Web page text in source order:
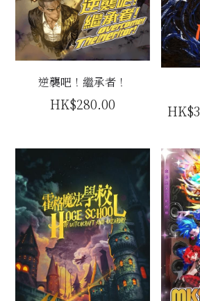
Instagram
搜索
逆襲吧！繼承者！
HK$280.00